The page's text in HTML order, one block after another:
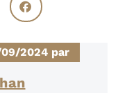
2024 par